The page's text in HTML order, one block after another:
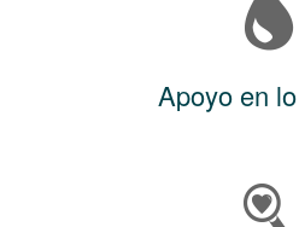
Apoyo en